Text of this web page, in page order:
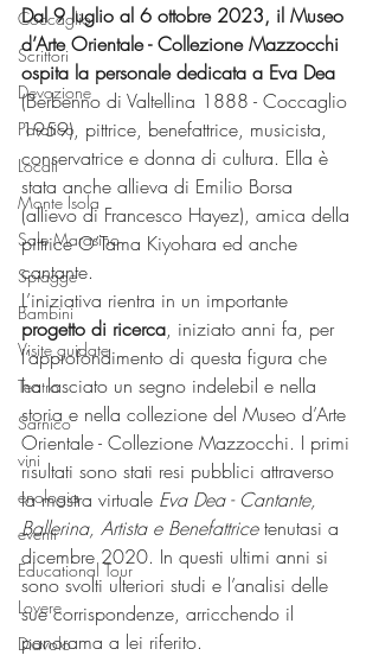
Coccaglio
Scrittori
Devozione
Paratico
Locali
Monte Isola
Sale Marasino
Spiagge
Bambini
Visite guidate
Teatro
Sarnico
vini
enologia
eventi
Educational Tour
Lovere
Diavolo
Dal 9 luglio al 6 ottobre 2023, il Museo
d’Arte Orientale - Collezione Mazzocchi
ospita la personale dedicata a Eva Dea
(Berbenno di Valtellina 1888 - Coccaglio
1959), pittrice, benefattrice, musicista,
conservatrice e donna di cultura. Ella è
stata anche allieva di Emilio Borsa
(allievo di Francesco Hayez), amica della
pittrice O’Tama Kiyohara ed anche
cantante.
L’iniziativa rientra in un importante
progetto di ricerca, iniziato anni fa, per
l’approfondimento di questa figura che
ha lasciato un segno indelebil e nella
storia e nella collezione del Museo d’Arte
Orientale - Collezione Mazzocchi. I primi
risultati sono stati resi pubblici attraverso
la mostra virtuale Eva Dea - Cantante,
Ballerina, Artista e Benefattrice tenutasi a
dicembre 2020. In questi ultimi anni si
sono svolti ulteriori studi e l’analisi delle
sue corrispondenze, arricchendo il
panorama a lei riferito.